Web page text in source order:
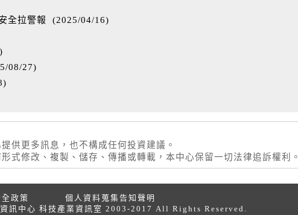
全拉警報 (2025/04/16)
)
08/27)
)
供更多訊息，也不構成任何投資建議。
式修改、複製、儲存、傳播或轉載，本中心保留一切法律追訴權利。
政策
個人資料蒐集告知聲明
資訊中心 科技產業資訊室 2003-2017 All Rights Reserved.